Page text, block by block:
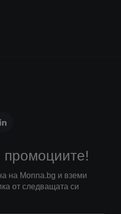
промоциите!
на Monna.bg и вземи
от следващата си